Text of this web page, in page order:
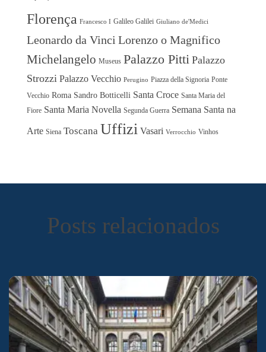
Florença Francesco I Galileo Galilei Giuliano de'Medici
Leonardo da Vinci Lorenzo o Magnifico
Michelangelo Museus Palazzo Pitti Palazzo
Strozzi Palazzo Vecchio Perugino Piazza della Signoria Ponte
Vecchio Roma Sandro Botticelli Santa Croce Santa Maria del
Fiore Santa Maria Novella Segunda Guerra Semana Santa na
Arte Siena Toscana Uffizi Vasari Verrocchio Vinhos
Posts relacionados